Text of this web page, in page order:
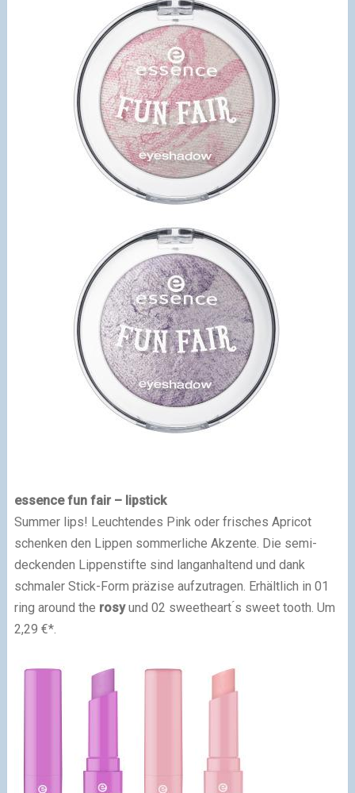
essence fun fair – lipstick
Summer lips! Leuchtendes Pink oder frisches Apricot
schenken den Lippen sommerliche Akzente. Die semi-
deckenden Lippenstifte sind langanhaltend und dank
schmaler Stick-Form präzise aufzutragen. Erhältlich in 01
ring around the rosyund 02 sweetheart ́s sweet tooth. Um
2,29 €*.